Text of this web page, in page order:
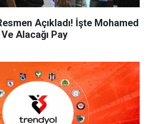
Açıkladı! İşte Mohamed
Ve Alacağı Pay